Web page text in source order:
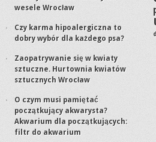
wesele Wrocław
Czy karma hipoalergiczna to
dobry wybór dla każdego psa?
Zaopatrywanie się w kwiaty
sztuczne. Hurtownia kwiatów
sztucznych Wrocław
O czym musi pamiętać
początkujący akwarysta?
Akwarium dla początkujących:
filtr do akwarium